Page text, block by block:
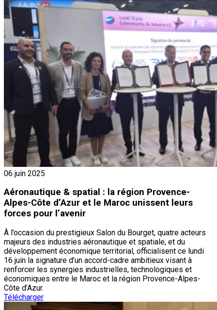
06 juin 2025
Aéronautique & spatial : la région Provence-
Alpes-Côte d’Azur et le Maroc unissent leurs
forces pour l’avenir
À l’occasion du prestigieux Salon du Bourget, quatre acteurs
majeurs des industries aéronautique et spatiale, et du
développement économique territorial, officialisent ce lundi
16 juin la signature d’un accord-cadre ambitieux visant à
renforcer les synergies industrielles, technologiques et
économiques entre le Maroc et la région Provence-Alpes-
Côte d’Azur.
Télécharger